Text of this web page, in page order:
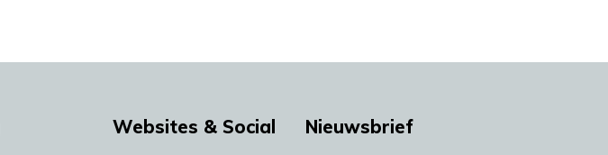
Websites & Social Nieuwsbrief